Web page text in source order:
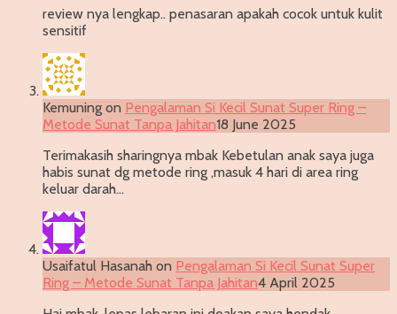
review nya lengkap.. penasaran apakah cocok untuk kulit
sensitif
Kemuning on Pengalaman Si Kecil Sunat Super Ring –
Metode Sunat Tanpa Jahitan18 June 2025
Terimakasih sharingnya mbak Kebetulan anak saya juga
habis sunat dg metode ring ,masuk 4 hari di area ring
keluar darah…
Usaifatul Hasanah on Pengalaman Si Kecil Sunat Super
Ring – Metode Sunat Tanpa Jahitan4 April 2025